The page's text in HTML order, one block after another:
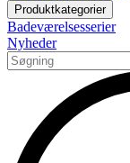
Produktkategorier
Badeværelsesserier
Nyheder